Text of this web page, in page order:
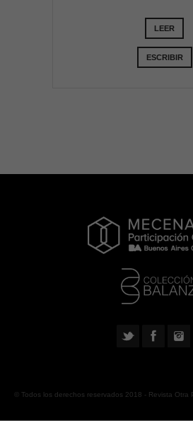
LEER
ESCRIBIR
© Todos los derechos reservados 2018 - Revista Otra